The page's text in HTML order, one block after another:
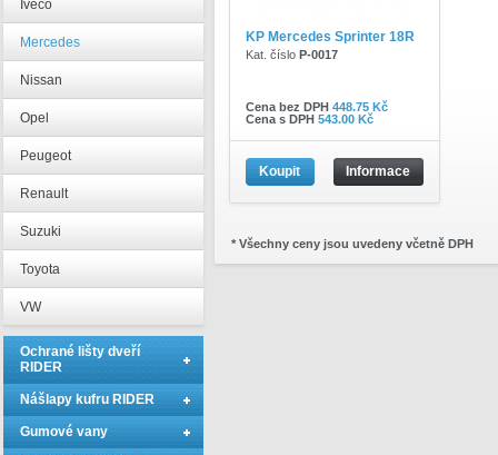
KP Mercedes Sprinter 18R
Kat. číslo P-0017
Cena bez DPH 448.75 Kč
Cena s DPH 543.00 Kč
Koupit Informace
* Všechny ceny jsou uvedeny včetně DPH
Iveco
Mercedes
Nissan
Opel
Peugeot
Renault
Suzuki
Toyota
VW
Ochrané lišty dveří
RIDER
Nášlapy kufru RIDER
Gumové vany